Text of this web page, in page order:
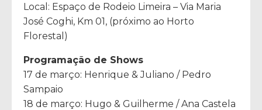
Local: Espaço de Rodeio Limeira – Via Maria
José Coghi, Km 01, (próximo ao Horto
Florestal)
Programação de Shows
17 de março: Henrique & Juliano / Pedro
Sampaio
18 de março: Hugo & Guilherme / Ana Castela